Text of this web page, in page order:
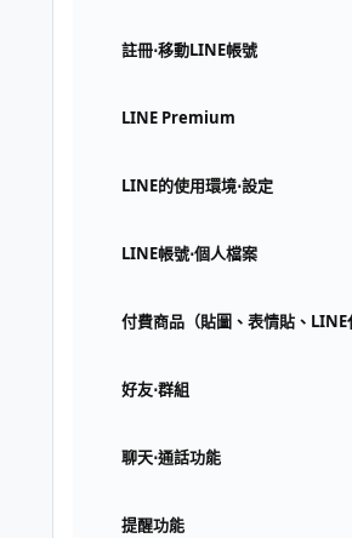
註冊⋅移動LINE帳號
LINE Premium
LINE的使用環境⋅設定
LINE帳號⋅個人檔案
付費商品（貼圖、表情貼、LINE
好友⋅群組
聊天⋅通話功能
提醒功能